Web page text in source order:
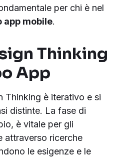
per chi è nel
app mobile.
Thinking
App
Thinking è iterativo e si
distinte. La fase di
è vitale per gli
attraverso ricerche
le esigenze e le